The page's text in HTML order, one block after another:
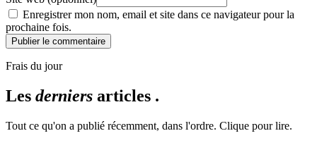
Enregistrer mon nom, email et site dans ce navigateur pour la
prochaine fois.
Publier le commentaire
Frais du jour
Les derniers articles .
Tout ce qu'on a publié récemment, dans l'ordre. Clique pour lire.